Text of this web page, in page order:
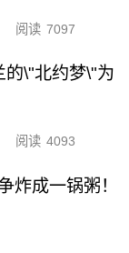
阅读 7097
的\"北约梦\"为
阅读 4093
炸成一锅粥！